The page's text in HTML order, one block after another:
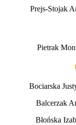
Prejs-Stojak
Pietrak
Bociarska
Balcerzak
Błońska